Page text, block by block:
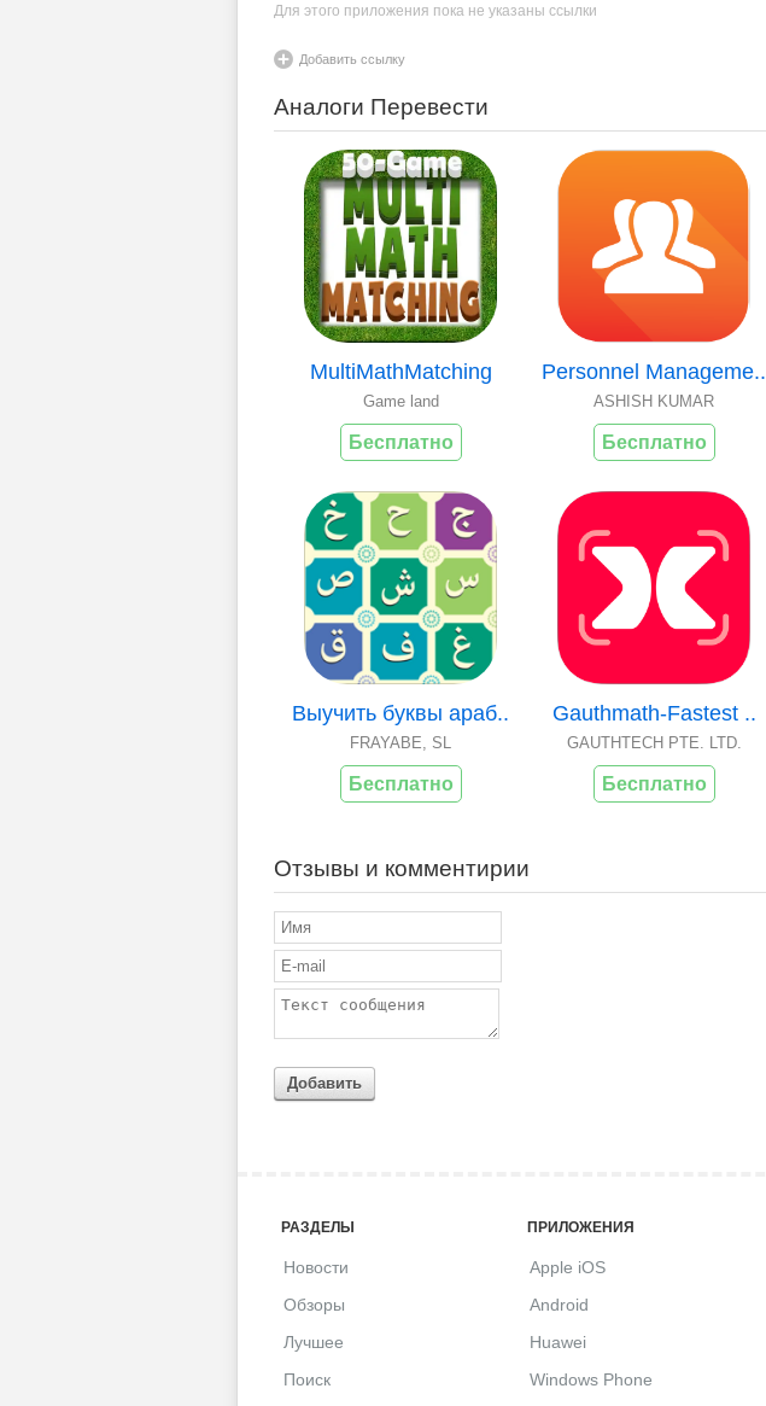
Для этого приложения пока не указаны ссылки
Добавить ссылку
Аналоги Перевести
MultiMathMatching
Game land
Бесплатно
Personnel Manageme..
ASHISH KUMAR
Бесплатно
Выучить буквы араб..
FRAYABE, SL
Бесплатно
Gauthmath-Fastest ..
GAUTHTECH PTE. LTD.
Бесплатно
Отзывы и комментирии
Добавить
РАЗДЕЛЫ
Новости
Обзоры
Лучшее
Поиск
ПРИЛОЖЕНИЯ
Apple iOS
Android
Huawei
Windows Phone